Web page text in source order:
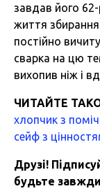
завдав його
життя
постійно
сварка на цю
вихопив ніж і
ЧИТАЙТЕ
хлопчик з
сейф з
Друзі!
будьте завжди